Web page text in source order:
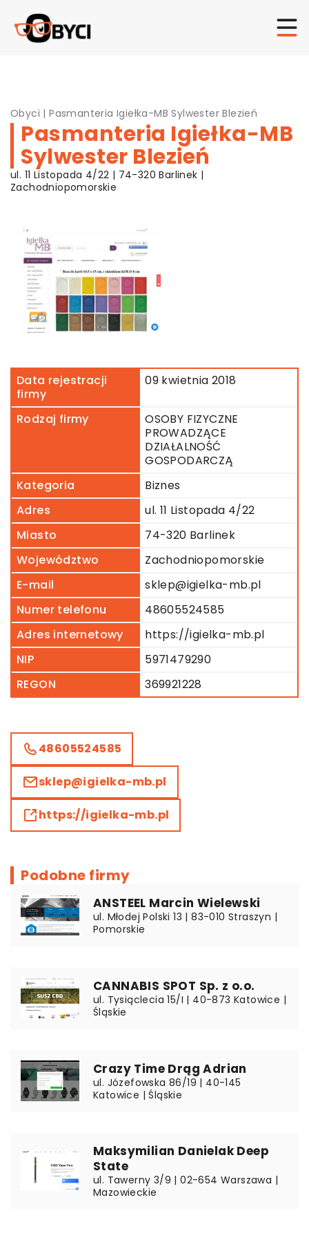
Obyci |Pasmanteria Igiełka-MB Sylwester Blezień
Pasmanteria Igiełka-MB
Sylwester Blezień
ul. 11 Listopada 4/22 | 74-320 Barlinek |
Zachodniopomorskie
Data rejestracji
firmy
09 kwietnia 2018
Rodzaj firmy
OSOBY FIZYCZNE
PROWADZĄCE
DZIAŁALNOŚĆ
GOSPODARCZĄ
Kategoria
Biznes
Adres
ul. 11 Listopada 4/22
Miasto
74-320 Barlinek
Województwo
Zachodniopomorskie
E-mail
sklep@igielka-mb.pl
Numer telefonu
48605524585
Adres internetowy
https://igielka-mb.pl
NIP
5971479290
REGON
369921228
48605524585
sklep@igielka-mb.pl
https://igielka-mb.pl
Podobne firmy
ANSTEEL Marcin Wielewski
ul. Młodej Polski 13 | 83-010 Straszyn |
Pomorskie
CANNABIS SPOT Sp. z o.o.
ul. Tysiąclecia 15/I | 40-873 Katowice |
Śląskie
Crazy Time Drąg Adrian
ul. Józefowska 86/19 | 40-145
Katowice | Śląskie
Maksymilian Danielak Deep
State
ul. Tawerny 3/9 | 02-654 Warszawa |
Mazowieckie